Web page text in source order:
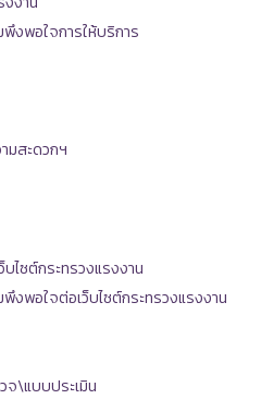
งพอใจการให้บริการ
มสะดวกฯ
ไซต์กระทรวงแรงงาน
งพอใจต่อเว็บไซต์กระทรวงแรงงาน
\แบบประเมิน